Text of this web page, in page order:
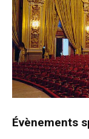
Évènements